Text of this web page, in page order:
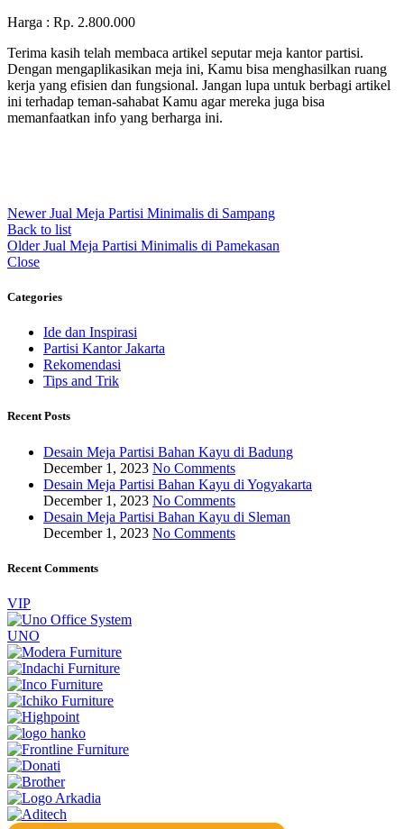
Harga : Rp. 2.800.000
Terima kasih telah membaca artikel seputar meja kantor partisi.
Dengan mengaplikasikan meja ini, Kamu bisa menghasilkan ruang
kerja yang efisien dan fungsional. Jangan lupa untuk berbagi artikel
ini terhadap teman-sahabat Kamu agar mereka juga bisa
memanfaatkan info yang berharga ini.
Newer Jual Meja Partisi Minimalis di Sampang
Back to list
Older Jual Meja Partisi Minimalis di Pamekasan
Close
Categories
Ide dan Inspirasi
Partisi Kantor Jakarta
Rekomendasi
Tips and Trik
Recent Posts
Desain Meja Partisi Bahan Kayu di Badung
December 1, 2023 No Comments
Desain Meja Partisi Bahan Kayu di Yogyakarta
December 1, 2023 No Comments
Desain Meja Partisi Bahan Kayu di Sleman
December 1, 2023 No Comments
Recent Comments
VIP
UNO